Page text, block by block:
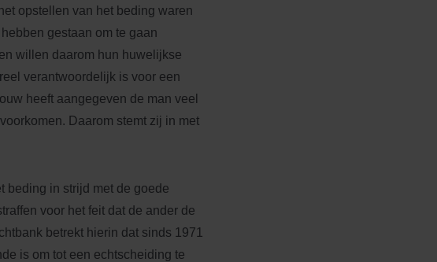
opstellen van het beding waren
gestaan om te gaan
willen daarom hun huwelijkse
verantwoordelijk is voor een
heeft aangegeven de man veel
Daarom stemt zij in met
beding in strijd met de goede
voor het feit dat de ander de
betrekt hierin dat sinds 1971
is om tot een echtscheiding te